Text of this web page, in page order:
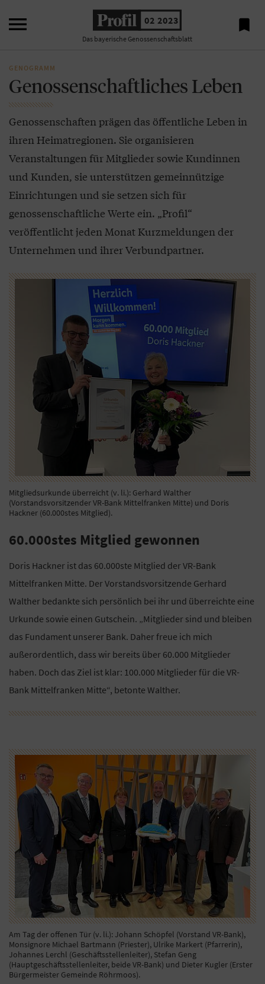
 02 2023
Das bayerische Genossenschaftsblatt

GENOGRAMM
Genossenschaftliches Leben
Genossenschaften prägen das öffentliche Leben in
ihren Heimatregionen. Sie organisieren
Veranstaltungen für Mitglieder sowie Kundinnen
und Kunden, sie unterstützen gemeinnützige
Einrichtungen und sie setzen sich für
genossenschaftliche Werte ein. „Profil“
veröffentlicht jeden Monat Kurzmeldungen der
Unternehmen und ihrer Verbundpartner.
Mitgliedsurkunde überreicht (v. li.): Gerhard Walther
(Vorstandsvorsitzender VR-Bank Mittelfranken Mitte) und Doris
Hackner (60.000stes Mitglied).
60.000stes Mitglied gewonnen
Doris Hackner ist das 60.000ste Mitglied der VR-Bank
Mittelfranken Mitte. Der Vorstandsvorsitzende Gerhard
Walther bedankte sich persönlich bei ihr und überreichte eine
Urkunde sowie einen Gutschein. „Mitglieder sind und bleiben
das Fundament unserer Bank. Daher freue ich mich
außerordentlich, dass wir bereits über 60.000 Mitglieder
haben. Doch das Ziel ist klar: 100.000 Mitglieder für die VR-
Bank Mittelfranken Mitte“, betonte Walther.
Am Tag der offenen Tür (v. li.): Johann Schöpfel (Vorstand VR-Bank),
Monsignore Michael Bartmann (Priester), Ulrike Markert (Pfarrerin),
Johannes Lerchl (Geschäftsstellenleiter), Stefan Geng
(Hauptgeschäftsstellenleiter, beide VR-Bank) und Dieter Kugler (Erster
Bürgermeister Gemeinde Röhrmoos).